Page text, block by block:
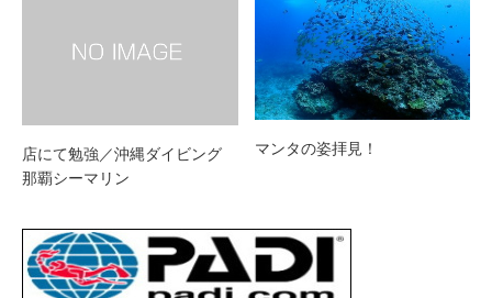
店にて勉強／沖縄ダイビング
那覇シーマリン
マンタの姿拝見！